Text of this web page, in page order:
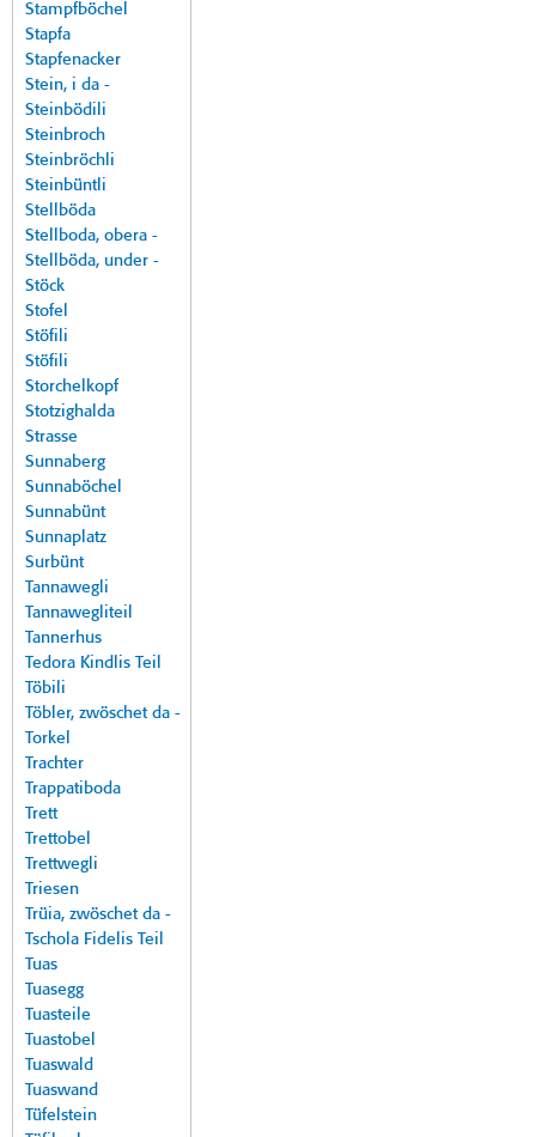
Stampfböchel
Stapfa
Stapfenacker
Stein, i da -
Steinbödili
Steinbroch
Steinbröchli
Steinbüntli
Stellböda
Stellboda, obera -
Stellböda, under -
Stöck
Stofel
Stöfili
Stöfili
Storchelkopf
Stotzighalda
Strasse
Sunnaberg
Sunnaböchel
Sunnabünt
Sunnaplatz
Surbünt
Tannawegli
Tannawegliteil
Tannerhus
Tedora Kindlis Teil
Töbili
Töbler, zwöschet da -
Torkel
Trachter
Trappatiboda
Trett
Trettobel
Trettwegli
Triesen
Trüia, zwöschet da -
Tschola Fidelis Teil
Tuas
Tuasegg
Tuasteile
Tuastobel
Tuaswald
Tuaswand
Tüfelstein